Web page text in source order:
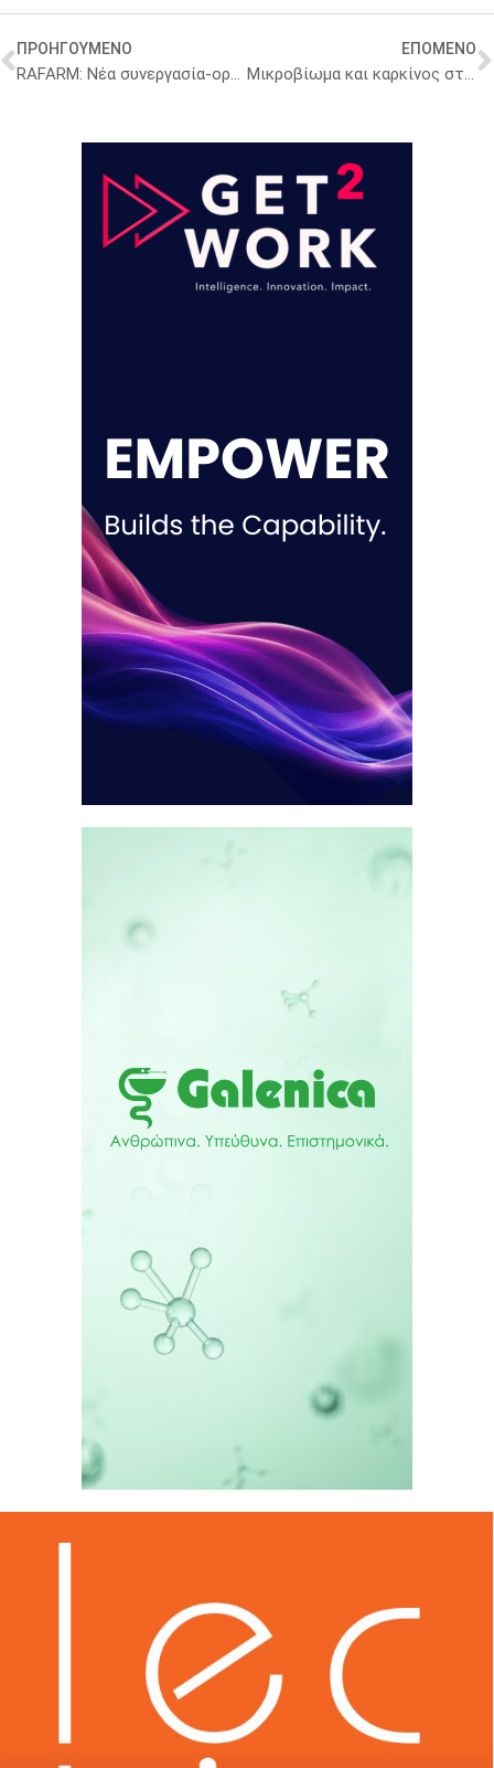
ΠΡΟΗΓΟΥΜΕΝΟ
RAFARM: Νέα συνεργασία-ορόσημο με την Cleveland Clinic
ΕΠΟΜΕΝΟ
Μικροβίωμα και καρκίνος στους νέους: Η αθέατη σχέση που προβληματίζει την ιατρική κοινότητα